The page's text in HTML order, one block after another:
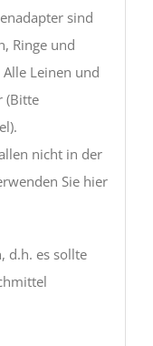
sind
Ringe und
Leinen und
(Bitte
nicht in der
Sie hier
d.h. es sollte